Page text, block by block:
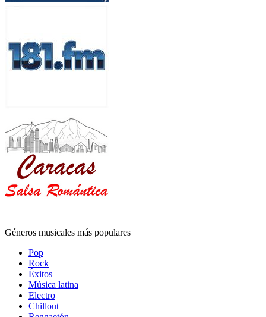
Géneros musicales más populares
Pop
Rock
Éxitos
Música latina
Electro
Chillout